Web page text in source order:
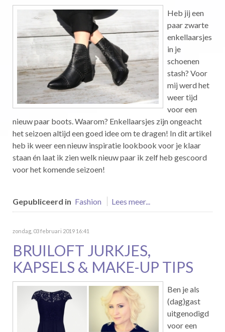
Heb jij een
paar zwarte
enkellaarsjes
in je
schoenen
stash? Voor
mij werd het
weer tijd
voor een
nieuw paar boots. Waarom? Enkellaarsjes zijn ongeacht
het seizoen altijd een goed idee om te dragen! In dit artikel
heb ik weer een nieuw inspiratie lookbook voor je klaar
staan én laat ik zien welk nieuw paar ik zelf heb gescoord
voor het komende seizoen!
Gepubliceerd in Fashion Lees meer...
zondag, 03 februari 2019 16:41
BRUILOFT JURKJES,
KAPSELS & MAKE-UP TIPS
Ben je als
(dag)gast
uitgenodigd
voor een